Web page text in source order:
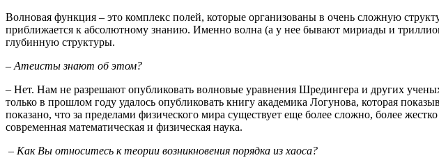
Волновая функция – это комплекс полей, которые организованы в очень сложную
приближается к абсолютному знанию. Именно волна (а у нее бывают мириады и
глубинную структуры.
– Атеисты знают об этом?
– Нет. Нам не разрешают опубликовать волновые уравнения Шредингера и других
только в прошлом году удалось опубликовать книгу академика Логунова, которая
показано, что за пределами физического мира существует еще более сложно, более
современная математическая и физическая наука.
– Как Вы относитесь к теории возникновения порядка из хаоса?